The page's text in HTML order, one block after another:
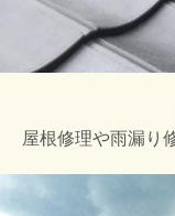
屋根修理や雨漏り